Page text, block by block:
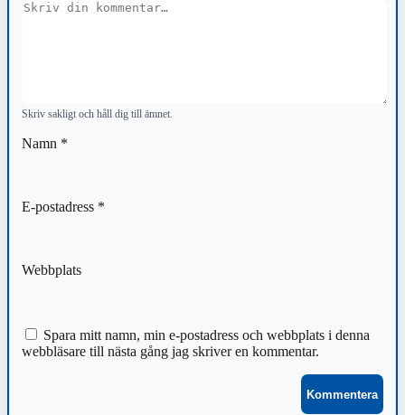
Kommentar
Skriv sakligt och håll dig till ämnet.
Namn *
E-postadress *
Webbplats
Spara mitt namn, min e-postadress och webbplats i denna
webbläsare till nästa gång jag skriver en kommentar.